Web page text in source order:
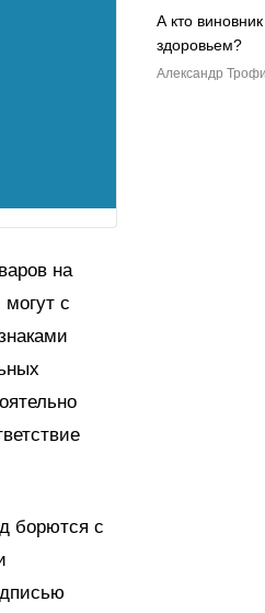
на
с
борются с
А кто
здоровьем?
Александр